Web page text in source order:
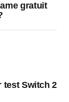
gratuit
test Switch 2